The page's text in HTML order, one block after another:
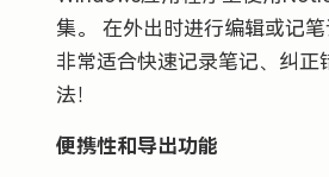
集。 在外出时进行编辑或记
非常适合快速记录笔记、纠正
法！
便携性和导出功能